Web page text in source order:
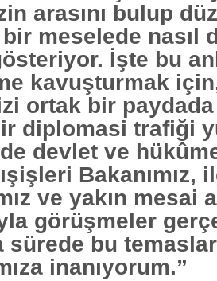
arasını bulup
meselede nasıl
İşte bu
kavuşturmak
ortak bir
diplomasi trafiği
devlet ve
Bakanımız,
ve yakın mesai
görüşmeler
sürede bu
inanıyorum.”